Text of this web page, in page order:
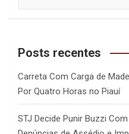
a
c
Posts recentes
Carreta Com Carga de
Por Quatro Horas no Piauí
STJ Decide Punir Buzzi